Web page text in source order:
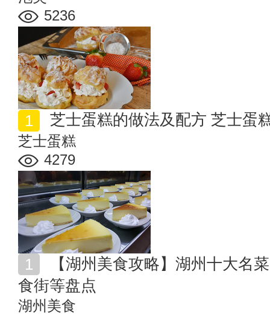
5236
芝士蛋糕的做法及配方 芝士蛋
芝士蛋糕
4279
食街等盘点
湖州美食